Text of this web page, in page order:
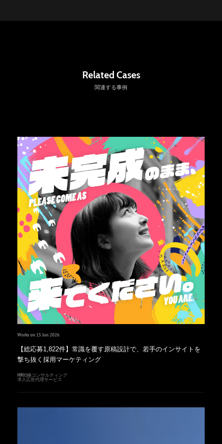
Related Cases
関連する事例
Works on 15 Jun 2026
【総応募1,822件】常識を覆す原稿設計で、若手のインサイトを
撃ち抜く採用マーケティング
HR戦略コンサルティング
求人広告代理サービス